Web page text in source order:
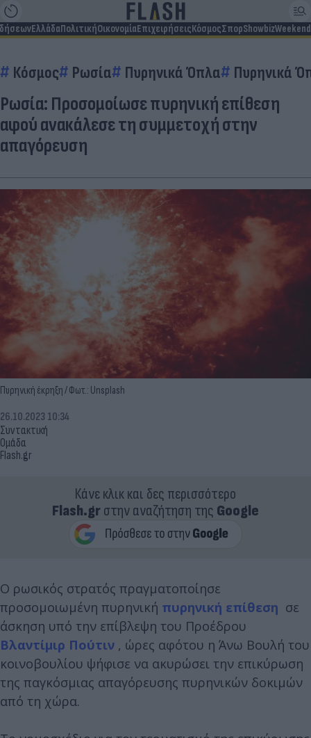
ΕλλάδαΠολιτικήΟικονομίαΕπιχειρήσειςΚόσμοςΣπορShowbizWeekend
Κόσμος Ρωσία Πυρηνικά Όπλα Πυρηνικά
Ρωσία: Προσομοίωσε πυρηνική επίθεση
αφού ανακάλεσε τη συμμετοχή στην
απαγόρευση
Πυρηνική έκρηξη / Φωτ.: Unsplash
Συντακτική
Ομάδα
Flash.gr
26.10.2023 10:34
Κάνε κλικ και δες περισσότερο
Flash.grστην αναζήτηση της Google
Ο ρωσικός στρατός πραγματοποίησε
προσομοιωμένη πυρηνική πυρηνική επίθεση σε
άσκηση υπό την επίβλεψη του Προέδρου
Βλαντίμιρ Πούτιν , ώρες αφότου η Άνω Βουλή του
κοινοβουλίου ψήφισε να ακυρώσει την επικύρωση
της παγκόσμιας απαγόρευσης πυρηνικών δοκιμών
από τη χώρα.